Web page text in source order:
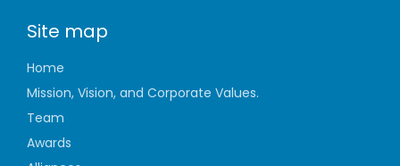
Site map
Home
Mission, Vision, and Corporate Values.
Team
Awards